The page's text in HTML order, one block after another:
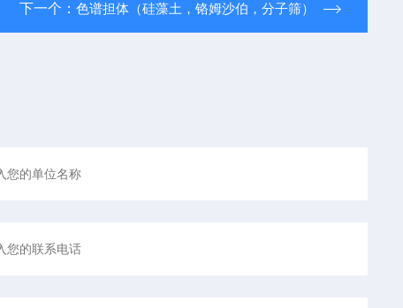
下一个： 色谱担体（硅藻土，铬姆沙伯，分子筛）